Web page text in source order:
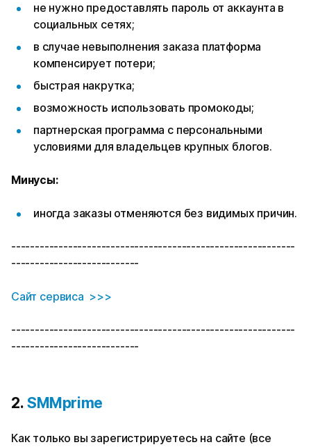
не нужно предоставлять пароль от аккаунта в
социальных сетях;
в случае невыполнения заказа платформа
компенсирует потери;
быстрая накрутка;
возможность использовать промокоды;
партнерская программа с персональными
условиями для владельцев крупных блогов.
Минусы:
иногда заказы отменяются без видимых причин.
------------------------------------------------------------
---------------------------
Сайт сервиса >>>
------------------------------------------------------------
---------------------------
2. SMMprime
Как только вы зарегистрируетесь на сайте (все